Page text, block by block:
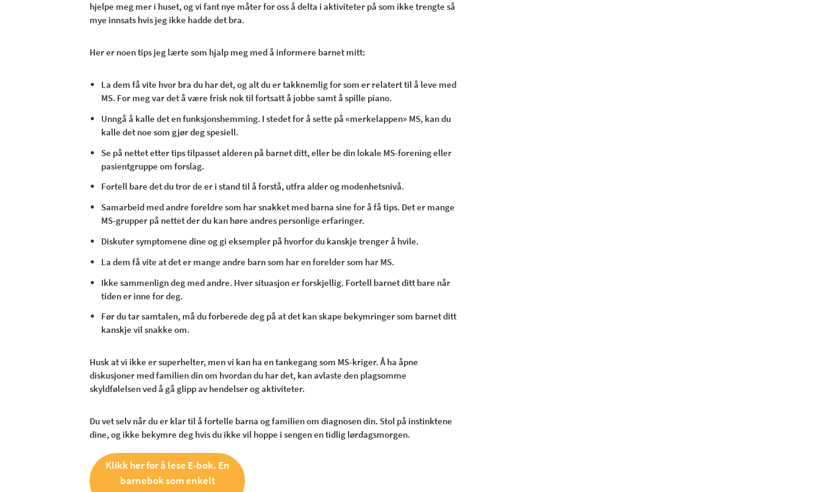
hjelpe meg mer i huset, og vi fant nye måter for oss å delta i aktiviteter på som ikke trengte så
mye innsats hvis jeg ikke hadde det bra.
Her er noen tips jeg lærte som hjalp meg med å informere barnet mitt:
La dem få vite hvor bra du har det, og alt du er takknemlig for som er relatert til å leve med
MS. For meg var det å være frisk nok til fortsatt å jobbe samt å spille piano.
Unngå å kalle det en funksjonshemming. I stedet for å sette på «merkelappen» MS, kan du
kalle det noe som gjør deg spesiell.
Se på nettet etter tips tilpasset alderen på barnet ditt, eller be din lokale MS-forening eller
pasientgruppe om forslag.
Fortell bare det du tror de er i stand til å forstå, utfra alder og modenhetsnivå.
Samarbeid med andre foreldre som har snakket med barna sine for å få tips. Det er mange
MS-grupper på nettet der du kan høre andres personlige erfaringer.
Diskuter symptomene dine og gi eksempler på hvorfor du kanskje trenger å hvile.
La dem få vite at det er mange andre barn som har en forelder som har MS.
Ikke sammenlign deg med andre. Hver situasjon er forskjellig. Fortell barnet ditt bare når
tiden er inne for deg.
Før du tar samtalen, må du forberede deg på at det kan skape bekymringer som barnet ditt
kanskje vil snakke om.
Husk at vi ikke er superhelter, men vi kan ha en tankegang som MS-kriger. Å ha åpne
diskusjoner med familien din om hvordan du har det, kan avlaste den plagsomme
skyldfølelsen ved å gå glipp av hendelser og aktiviteter.
Du vet selv når du er klar til å fortelle barna og familien om diagnosen din. Stol på instinktene
dine, og ikke bekymre deg hvis du ikke vil hoppe i sengen en tidlig lørdagsmorgen.
Klikk her for å lese E-bok. En
barnebok som enkelt